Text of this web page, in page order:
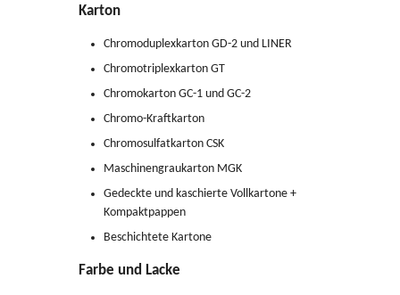
Karton
Chromoduplexkarton GD-2 und LINER
Chromotriplexkarton GT
Chromokarton GC-1 und GC-2
Chromo-Kraftkarton
Chromosulfatkarton CSK
Maschinengraukarton MGK
Gedeckte und kaschierte Vollkartone +
Kompaktpappen
Beschichtete Kartone
Farbe und Lacke